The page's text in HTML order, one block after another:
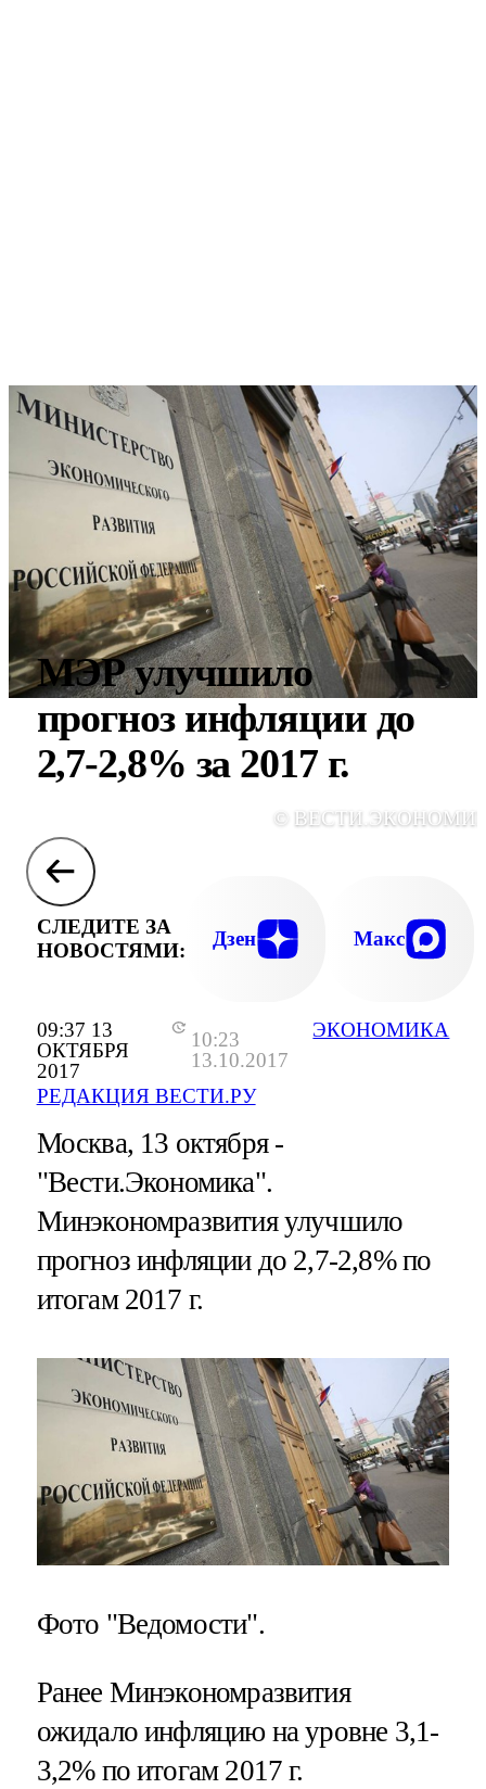
09:37 13
ОКТЯБРЯ
2017
10:23
13.10.2017
РЕДАКЦИЯ ВЕСТИ.РУ
ЭКОНОМИКА
МЭР улучшило
прогноз инфляции до
2,7-2,8% за 2017 г.
©
СЛЕДИТЕ ЗА
НОВОСТЯМИ:
Дзен Макс
Москва, 13 октября -
"Вести.Экономика".
Минэкономразвития улучшило
прогноз инфляции до 2,7-2,8% по
итогам 2017 г.
Фото "Ведомости".
Ранее Минэкономразвития
ожидало инфляцию на уровне 3,1-
3,2% по итогам 2017 г.